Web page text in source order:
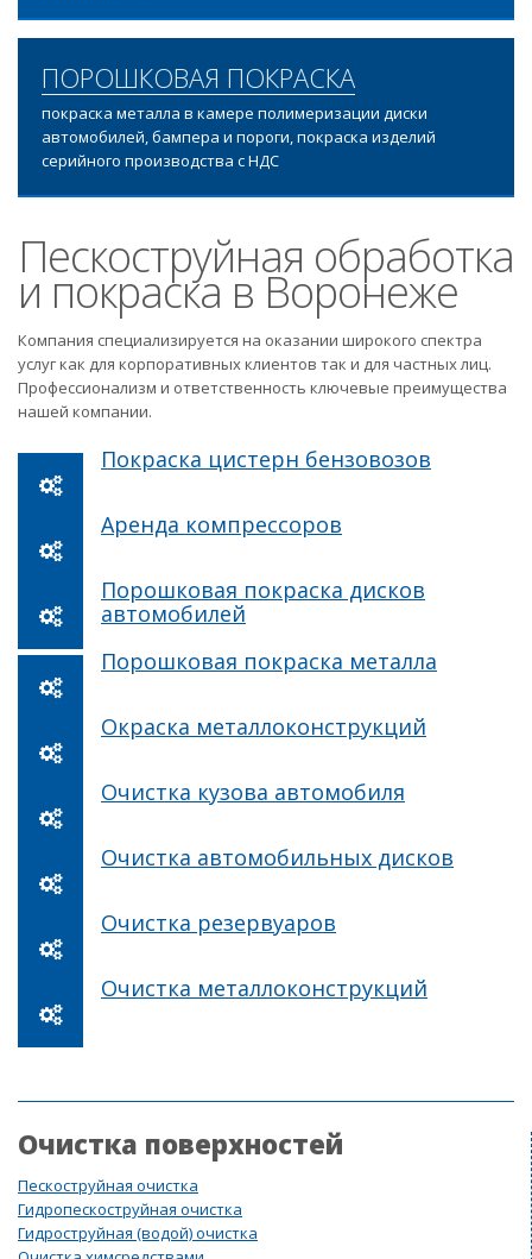
ПОРОШКОВАЯ ПОКРАСКА
покраска металла в камере полимеризации диски
автомобилей, бампера и пороги, покраска изделий
серийного производства с НДС
Пескоструйная обработка
и покраска в Воронеже
Компания специализируется на оказании широкого спектра
услуг как для корпоративных клиентов так и для частных лиц.
Профессионализм и ответственность ключевые преимущества
нашей компании.
Покраска цистерн бензовозов
Аренда компрессоров
Порошковая покраска дисков
автомобилей
Порошковая покраска металла
Окраска металлоконструкций
Очистка кузова автомобиля
Очистка автомобильных дисков
Очистка резервуаров
Очистка металлоконструкций
Очистка поверхностей
Пескоструйная очистка
Гидропескоструйная очистка
Гидроструйная (водой) очистка